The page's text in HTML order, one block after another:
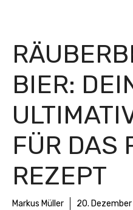
BIER:
FÜR DAS
REZEPT
Markus Müller 20.